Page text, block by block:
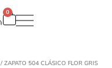
0
Panier
/ ZAPATO 504 CLÁSICO FLOR GRIS